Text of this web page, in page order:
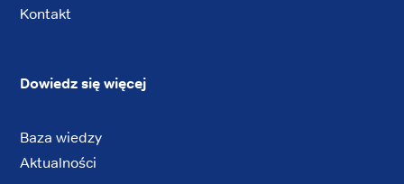
Kontakt
Dowiedz się więcej
Baza wiedzy
Aktualności